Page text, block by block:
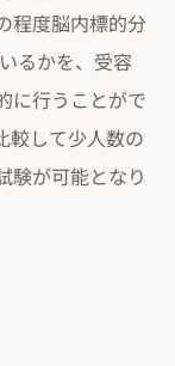
程度脳内標的分
るかを、受容
に行うことがで
較して少人数の
験が可能となり